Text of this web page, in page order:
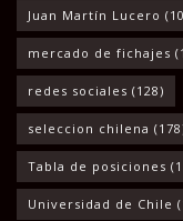
Juan Martín Lucero
mercado de fichajes
redes sociales (128)
seleccion chilena
Tabla de posiciones
Universidad de Chile